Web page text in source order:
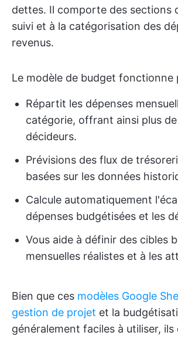
dettes. Il comporte des sections
suivi et à la catégorisation des
revenus.
Le modèle de budget fonctionne
Répartit les dépenses
catégorie, offrant ainsi plus
décideurs.
Prévisions des flux de
basées sur les données
Calcule automatiquement
dépenses budgétisées et les
Vous aide à définir des cibles
mensuelles réalistes et à les
Bien que ces modèles Google
gestion de projet et la
généralement faciles à utiliser, ils